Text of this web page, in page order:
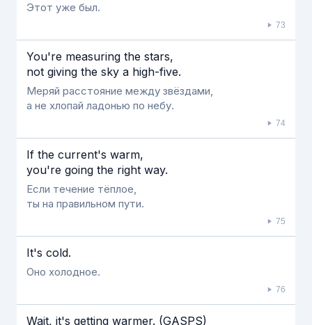
Этот уже был.
73
You're measuring the stars,
not giving the sky a high-five.
Меряй расстояние между звёздами,
а не хлопай ладонью по небу.
74
If the current's warm,
you're going the right way.
Если течение тёплое,
ты на правильном пути.
75
It's cold.
Оно холодное.
76
Wait, it's getting warmer. (GASPS)